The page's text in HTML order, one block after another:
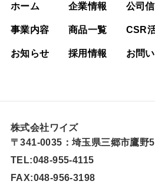
ホーム 企業情報 公司
事業内容 商品一覧 CSR
お知らせ 採用情報 お問
株式会社ワイズ
〒341-0035：埼玉県三郷市鷹野
TEL:048-955-4115
FAX:048-956-3198